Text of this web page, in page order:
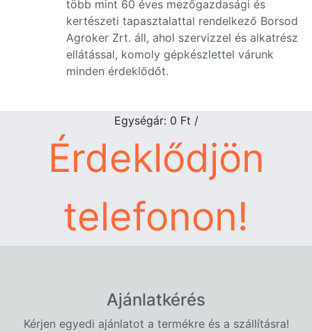
több mint 60 éves mezőgazdasági és
kertészeti tapasztalattal rendelkező Borsod
Agroker Zrt. áll, ahol szervizzel és alkatrész
ellátással, komoly gépkészlettel várunk
minden érdeklődőt.
Egységár: 0 Ft /
Érdeklődjön
telefonon!
Ajánlatkérés
Kérjen egyedi ajánlatot a termékre és a szállításra!